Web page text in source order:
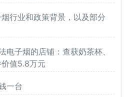
行业和政策背景，以及部分
电子烟的店铺：查获奶茶杯、
值5.8万元
一台